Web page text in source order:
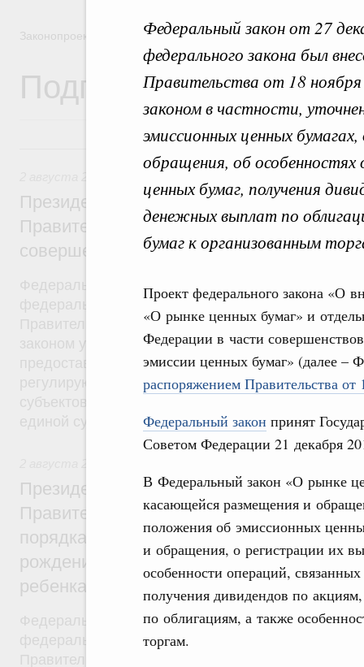
Федеральный закон от 27
федерального закона был
Правительства от 18
законом в частности,
эмиссионных ценных
обращения, об особенностях
ценных бумаг, получения
денежных выплат по
бумаг к организованным
Проект федерального закона «О
«О рынке ценных бумаг» и
Федерации в части
эмиссии ценных бумаг» (далее –
распоряжением Правительства
Федеральный закон принят
Советом Федерации 21 декабря
В Федеральный закон «О рынке
касающейся размещения и
положения об эмиссионных
и обращения, о регистрации их
особенности операций,
получения дивидендов по
по облигациям, а также
торгам.
Законопроектная деятельность
Подписанные
2 августа 2019, пятница
Президент России подписал
Правительством Федеральный закон,
совершенствование системы
Федеральный закон от 2 августа 2019 года
федерального закона был внесён в Госдуму
Правительства от 24 октября 2018 года №2288-
законом уточняются условия и порядок
предоставления межбюджетных трансфертов.
регулирующие вопросы предоставления
единой субвенции.
Президент России подписал
Правительством Федеральный закон об
порядка установления ежемесячной
рождением или усыновлением первого
ребенка
Федеральный закон от 2 августа 2019 года
федерального закона был внесён в Госдуму